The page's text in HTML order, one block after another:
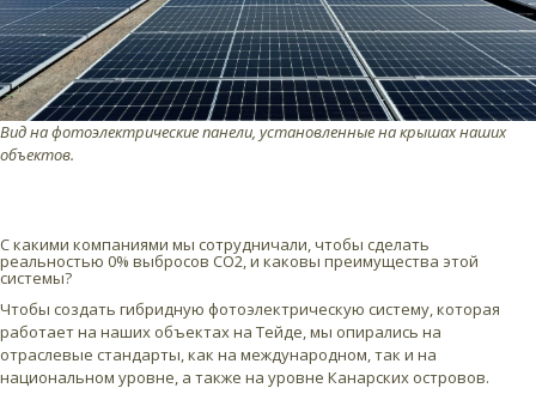
Вид на фотоэлектрические панели, установленные на крышах наших
объектов.
С какими компаниями мы сотрудничали, чтобы сделать
реальностью 0% выбросов CO2, и каковы преимущества этой
системы?
Чтобы создать гибридную фотоэлектрическую систему, которая
работает на наших объектах на Тейде, мы опирались на
отраслевые стандарты, как на международном, так и на
национальном уровне, а также на уровне Канарских островов.